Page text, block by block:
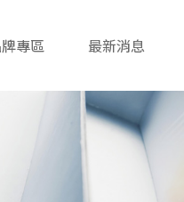
專區 最新消息